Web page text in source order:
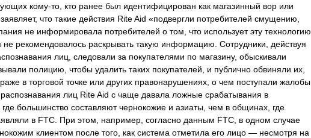
кому-то, кто ранее был идентифицирован как магазинный вор или
что такие действия Rite Aid «подвергли потребителей смущению,
не информировала потребителей о том, что использует эту технологию
не рекомендовалось раскрывать такую ​​информацию. Сотрудники, действуя
лиц, следовали за покупателями по магазину, обыскивали
полицию, чтобы удалить таких покупателей, и публично обвиняли их,
в торговой точке или других правонарушениях, о чем поступали жалобы
лиц Rite Aid с чаще давала ложные срабатывания в
большинство составляют чернокожие и азиаты, чем в общинах, где
в FTC. При этом, например, согласно данным FTC, в одном случае
клиентом после того, как система отметила его лицо — несмотря на